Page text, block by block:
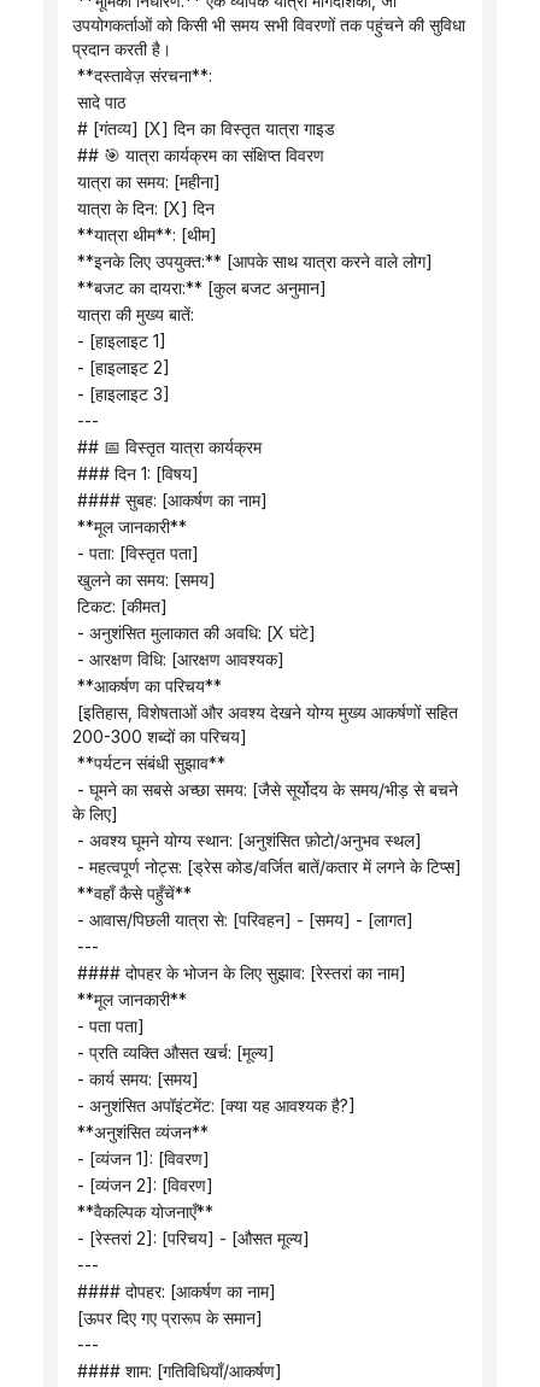
उपयोगकर्ताओं को किसी भी समय सभी विवरणों तक पहुंचने की सुविधा
प्रदान करती है।
**दस्तावेज़ संरचना**:
सादे पाठ
# [गंतव्य] [X] दिन का विस्तृत यात्रा गाइड
## 🎯 यात्रा कार्यक्रम का संक्षिप्त विवरण
यात्रा का समय: [महीना]
यात्रा के दिन: [X] दिन
**यात्रा थीम**: [थीम]
**इनके लिए उपयुक्त:** [आपके साथ यात्रा करने वाले लोग]
**बजट का दायरा:** [कुल बजट अनुमान]
यात्रा की मुख्य बातें:
- [हाइलाइट 1]
- [हाइलाइट 2]
- [हाइलाइट 3]
---
## 📅 ​​विस्तृत यात्रा कार्यक्रम
### दिन 1: [विषय]
#### सुबह: [आकर्षण का नाम]
**मूल जानकारी**
- पता: [विस्तृत पता]
खुलने का समय: [समय]
टिकट: [कीमत]
- अनुशंसित मुलाकात की अवधि: [X घंटे]
- आरक्षण विधि: [आरक्षण आवश्यक]
**आकर्षण का परिचय**
200-300 शब्दों का परिचय]
**पर्यटन संबंधी सुझाव**
के लिए]
- अवश्य घूमने योग्य स्थान: [अनुशंसित फ़ोटो/अनुभव स्थल]
- महत्वपूर्ण नोट्स: [ड्रेस कोड/वर्जित बातें/कतार में लगने के टिप्स]
**वहाँ कैसे पहुँचें**
- आवास/पिछली यात्रा से: [परिवहन] - [समय] - [लागत]
---
#### दोपहर के भोजन के लिए सुझाव: [रेस्तरां का नाम]
**मूल जानकारी**
- पता पता]
- प्रति व्यक्ति औसत खर्च: [मूल्य]
- कार्य समय: [समय]
- अनुशंसित अपॉइंटमेंट: [क्या यह आवश्यक है?]
**अनुशंसित व्यंजन**
- [व्यंजन 1]: [विवरण]
- [व्यंजन 2]: [विवरण]
**वैकल्पिक योजनाएँ**
- [रेस्तरां 2]: [परिचय] - [औसत मूल्य]
---
#### दोपहर: [आकर्षण का नाम]
[ऊपर दिए गए प्रारूप के समान]
---
#### शाम: [गतिविधियाँ/आकर्षण]